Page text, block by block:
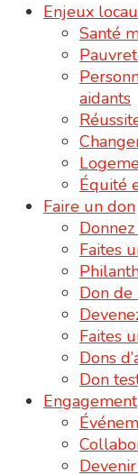
Enjeux
Santé
aidants
Équité
Faire un don
Faites
Don
Faites
Dons
Don
Engagement